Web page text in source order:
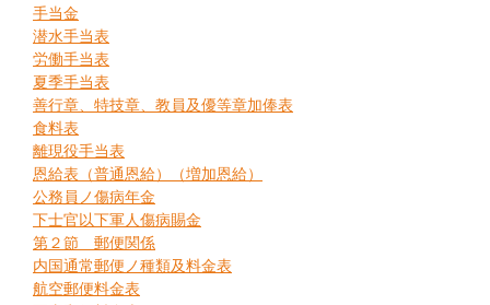
手当金
潜水手当表
労働手当表
夏季手当表
善行章、特技章、教員及優等章加俸表
食料表
離現役手当表
恩給表（普通恩給）（増加恩給）
公務員ノ傷病年金
下士官以下軍人傷病賜金
第２節 郵便関係
内国通常郵便ノ種類及料金表
航空郵便料金表